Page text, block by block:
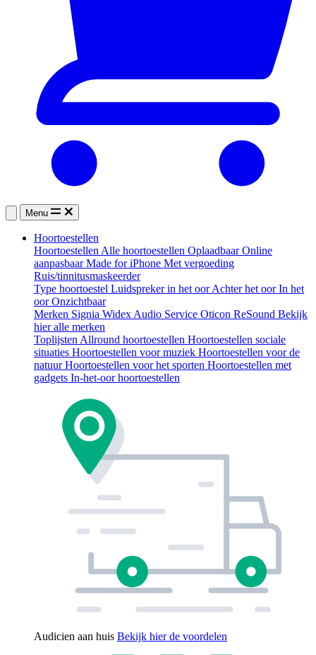
Menu
Hoortoestellen
HoortoestellenAlle hoortoestellen OplaadbaarOnline
aanpasbaarMade for iPhone Met vergoeding
Ruis/tinnitusmaskeerder
Type hoortoestel Luidspreker in het oorAchter het oorIn het
oorOnzichtbaar
Merken Signia WidexAudio Service Oticon ReSound Bekijk
hier alle merken
ToplijstenAllround hoortoestellen Hoortoestellen sociale
situaties Hoortoestellen voor muziek Hoortoestellen voor de
natuurHoortoestellen voor het sporten Hoortoestellen met
gadgets In-het-oor hoortoestellen
Audicien aan huis Bekijk hier de voordelen